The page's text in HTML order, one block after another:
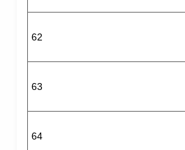
62
63
64